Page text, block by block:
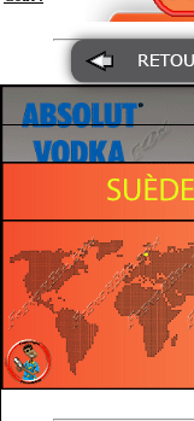
Prix moyen en 70 cl :